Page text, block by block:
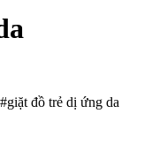
giặt đồ trẻ dị ứng da